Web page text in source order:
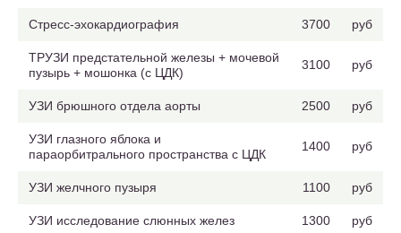
Стресс-эхокардиография 3700 руб
ТРУЗИ предстательной железы + мочевой
пузырь + мошонка (с ЦДК)
3100 руб
УЗИ брюшного отдела аорты 2500 руб
УЗИ глазного яблока и
параорбитрального пространства с ЦДК
1400 руб
УЗИ желчного пузыря 1100 руб
УЗИ исследование слюнных желез 1300 руб